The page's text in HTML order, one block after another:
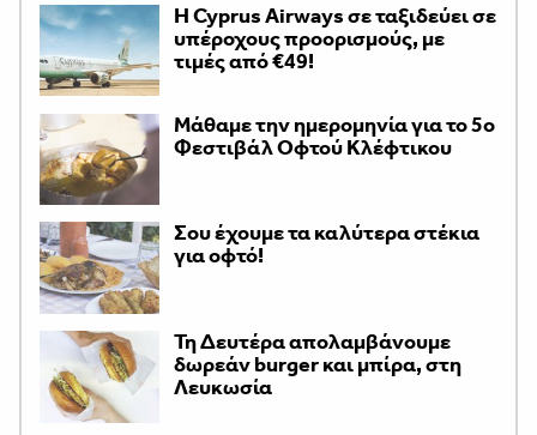
H Cyprus Airways σε ταξιδεύει σε
υπέροχους προορισμούς, με
τιμές από €49!
Μάθαμε την ημερομηνία για το 5ο
Φεστιβάλ Οφτού Κλέφτικου
Σου έχουμε τα καλύτερα στέκια
για οφτό!
Τη Δευτέρα απολαμβάνουμε
δωρεάν burger και μπίρα, στη
Λευκωσία